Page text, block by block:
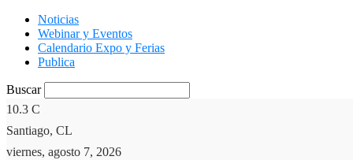
Noticias
Webinar y Eventos
Calendario Expo y Ferias
Publica
Buscar
10.3 C
Santiago, CL
viernes, agosto 7, 2026